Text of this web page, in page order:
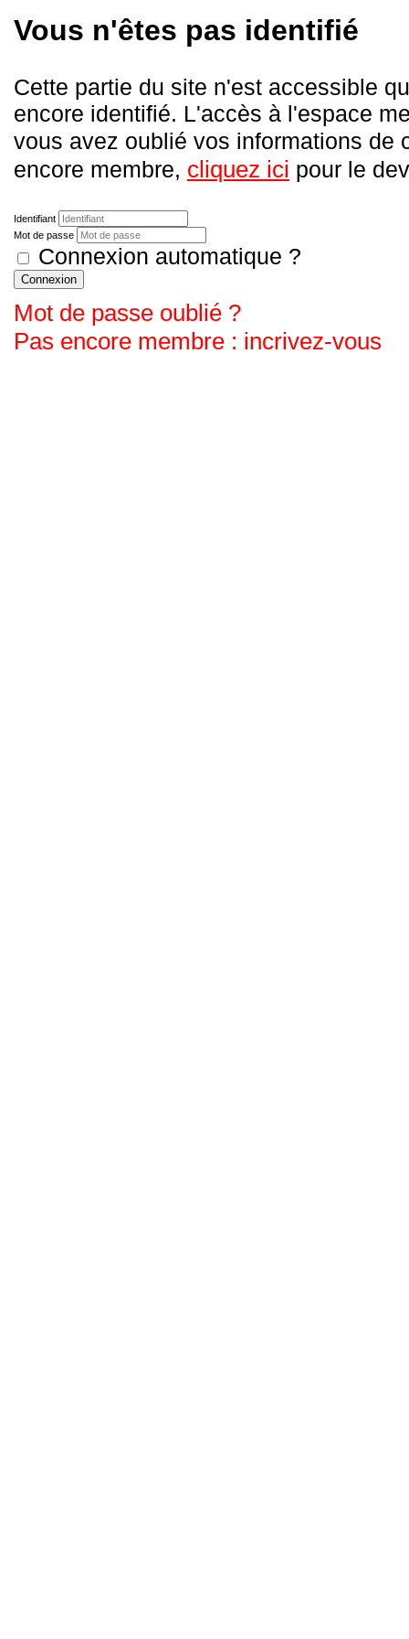
Vous n'êtes pas identifié
Cette partie du site n'est accessible
encore identifié. L'accès à l'espace
vous avez oublié vos informations de
encore membre, cliquez ici pour le
Identifiant
Mot de passe
Connexion automatique ?
Connexion
Mot de passe oublié ?
Pas encore membre : incrivez-vous